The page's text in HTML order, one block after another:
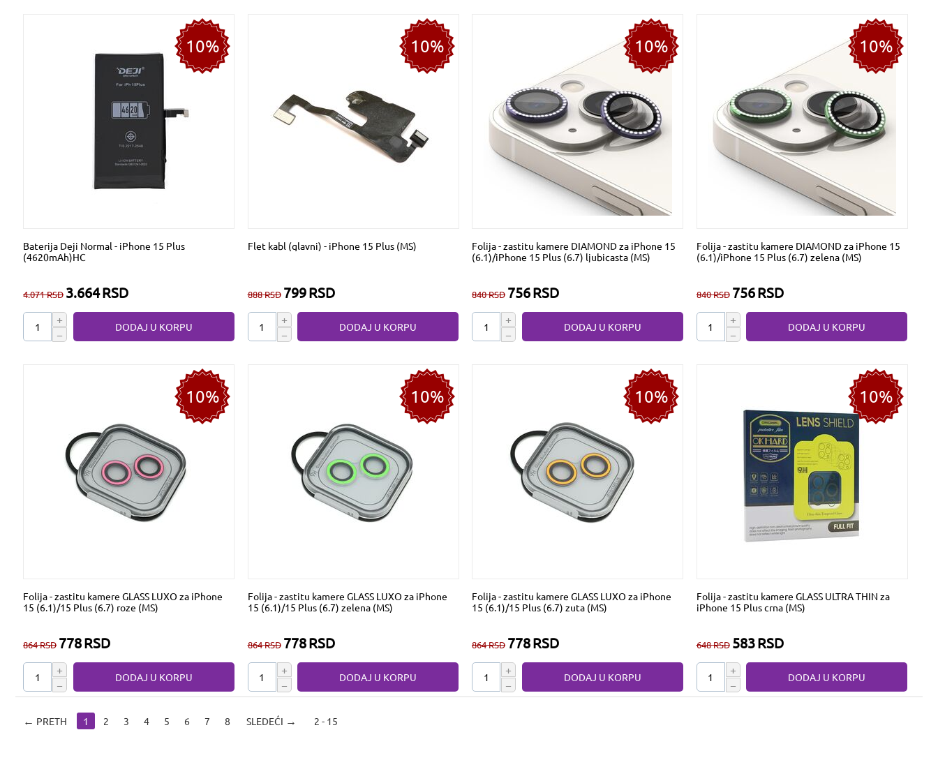
10%
Baterija Deji Normal - iPhone 15 Plus
(4620mAh)HC
4.071RSD 3.664RSD
+
−
DODAJ U KORPU
10%
Flet kabl (glavni) - iPhone 15 Plus (MS)
888RSD 799RSD
+
−
DODAJ U KORPU
10%
Folija - zastitu kamere DIAMOND za iPhone 15
(6.1)/iPhone 15 Plus (6.7) ljubicasta (MS)
840RSD 756RSD
+
−
DODAJ U KORPU
10%
Folija - zastitu kamere DIAMOND za iPhone 15
(6.1)/iPhone 15 Plus (6.7) zelena (MS)
840RSD 756RSD
+
−
DODAJ U KORPU
10%
Folija - zastitu kamere GLASS LUXO za iPhone
15 (6.1)/15 Plus (6.7) roze (MS)
864RSD 778RSD
+
−
DODAJ U KORPU
10%
Folija - zastitu kamere GLASS LUXO za iPhone
15 (6.1)/15 Plus (6.7) zelena (MS)
864RSD 778RSD
+
−
DODAJ U KORPU
10%
Folija - zastitu kamere GLASS LUXO za iPhone
15 (6.1)/15 Plus (6.7) zuta (MS)
864RSD 778RSD
+
−
DODAJ U KORPU
10%
Folija - zastitu kamere GLASS ULTRA THIN za
iPhone 15 Plus crna (MS)
648RSD 583RSD
+
−
DODAJ U KORPU
PRETH 1 2 3 4 5 6 7 8 SLEDEĆI 2 - 15